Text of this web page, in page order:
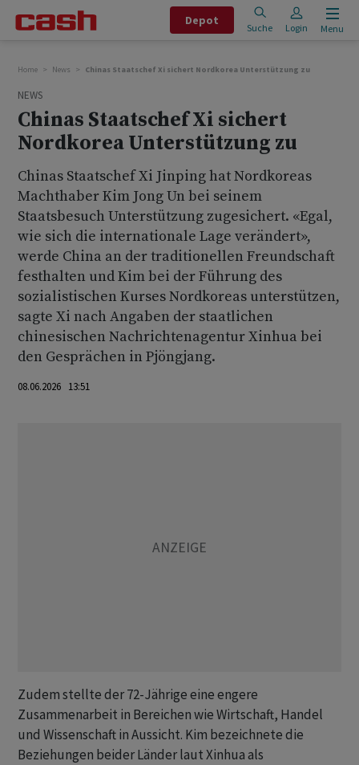
Depot
Suche Login Menu
Home News Chinas Staatschef Xi sichert Nordkorea Unterstützung zu
NEWS
Chinas Staatschef Xi sichert
Nordkorea Unterstützung zu
Chinas Staatschef Xi Jinping hat Nordkoreas
Machthaber Kim Jong Un bei seinem
Staatsbesuch Unterstützung zugesichert. «Egal,
wie sich die internationale Lage verändert»,
werde China an der traditionellen Freundschaft
festhalten und Kim bei der Führung des
sozialistischen Kurses Nordkoreas unterstützen,
sagte Xi nach Angaben der staatlichen
chinesischen Nachrichtenagentur Xinhua bei
den Gesprächen in Pjöngjang.
08.06.2026 13:51
Zudem stellte der 72-Jährige eine engere
Zusammenarbeit in Bereichen wie Wirtschaft, Handel
und Wissenschaft in Aussicht. Kim bezeichnete die
Beziehungen beider Länder laut Xinhua als